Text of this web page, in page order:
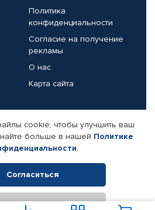
Политика
конфиденциальности
Согласие на получение
рекламы
О нас
Карта сайта
Реквизиты компании
2026. Все права защищены.
cookie, чтобы улучшить ваш
больше в нашей Политике
.
Согласиться
Отклонить